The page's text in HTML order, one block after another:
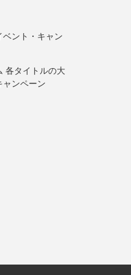
ベント・キャン
各タイトルの大
ャンペーン